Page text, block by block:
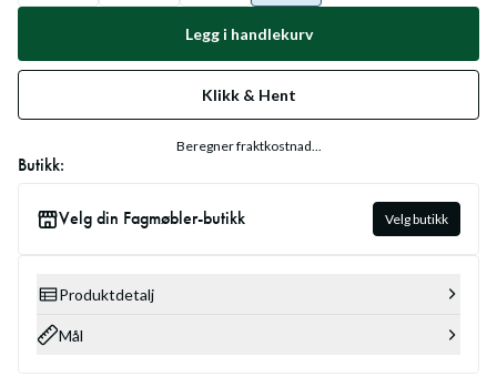
Legg i handlekurv
Klikk & Hent
Beregner fraktkostnad...
Butikk:
Velg din Fagmøbler-butikk Velg butikk
Produktdetalj
Mål